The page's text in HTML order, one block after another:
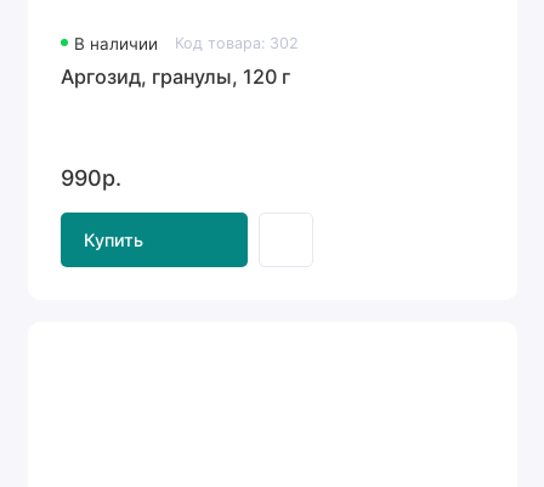
В наличии Код товара: 302
Аргозид, гранулы, 120 г
990р.
Купить